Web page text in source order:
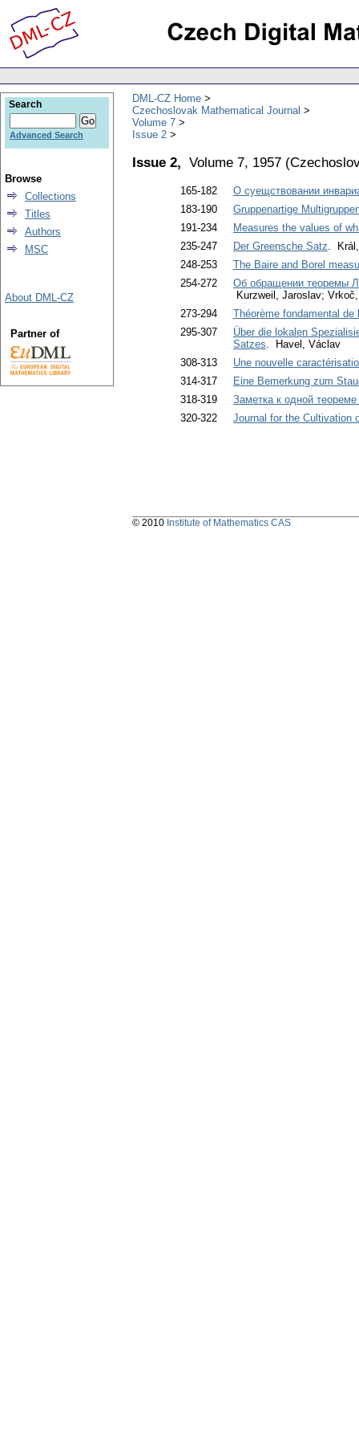
DML-CZ Home
Czechoslovak Mathematical Journal
Volume 7
Issue 2
Issue 2, Volume 7, 1957 (
165-182
О суещствовании
183-190
Gruppenartige
191-234
Measures the values of
235-247
Der Greensche Satz.
248-253
The Baire and Borel
254-272
Об обращении теоремы
Kurzweil, Jaroslav;
273-294
Théorème fondamental
295-307
Über die lokalen
Satzes. Havel, Václav
308-313
Une nouvelle
314-317
Eine Bemerkung zum
318-319
Заметка к одной
320-322
Journal for the Cultivation
Search
Advanced Search
Browse
Collections
Titles
Authors
MSC
About DML-CZ
Partner of
© 2010 Institute of Mathematics CAS